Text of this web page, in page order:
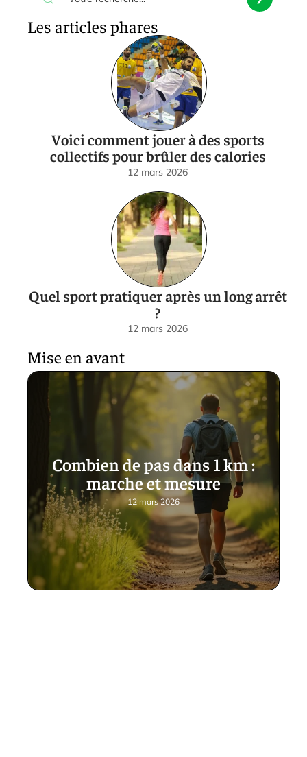
Les articles phares
Voici comment jouer à des sports
collectifs pour brûler des calories
12 mars 2026
Quel sport pratiquer après un long arrêt
?
12 mars 2026
Mise en avant
Combien de pas dans 1 km :
marche et mesure
12 mars 2026